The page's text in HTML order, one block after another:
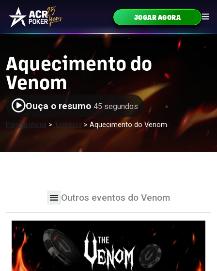
Ir para o conteúdo
Navegação principalJOGAR AGORA
Aquecimento do
Venom
Ouça o resumo 45 segundos
Página inicial > Torneios > Aquecimento do Venom
Outros eventos do Venom